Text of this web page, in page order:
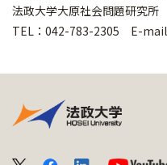
法政大学大原社会問題研究所
TEL：042-783-2305 E-